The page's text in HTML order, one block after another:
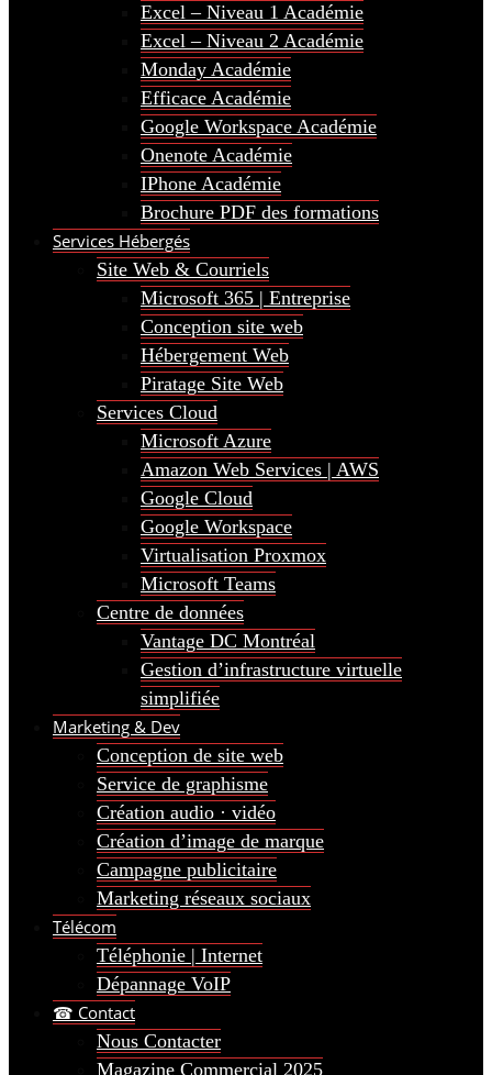
Excel – Niveau 1 Académie
Excel – Niveau 2 Académie
Monday Académie
Efficace Académie
Google Workspace Académie
Onenote Académie
IPhone Académie
Brochure PDF des formations
Services Hébergés
Site Web & Courriels
Microsoft 365 | Entreprise
Conception site web
Hébergement Web
Piratage Site Web
Services Cloud
Microsoft Azure
Amazon Web Services | AWS
Google Cloud
Google Workspace
Virtualisation Proxmox
Microsoft Teams
Centre de données
Vantage DC Montréal
Gestion d’infrastructure virtuelle
simplifiée
Marketing & Dev
Conception de site web
Service de graphisme
Création audio · vidéo
Création d’image de marque
Campagne publicitaire
Marketing réseaux sociaux
Télécom
Téléphonie | Internet
Dépannage VoIP
☎ Contact
Nous Contacter
Magazine Commercial 2025